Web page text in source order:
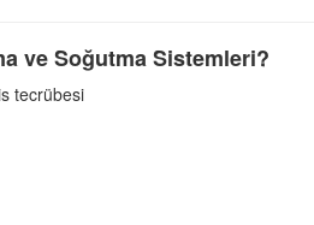
ve Soğutma Sistemleri?
tecrübesi